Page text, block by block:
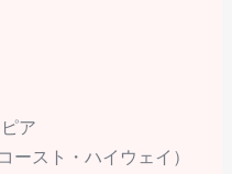
ア
ースト・ハイウェイ）